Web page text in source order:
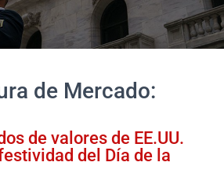
de Mercado:
de valores de EE.UU.
del Día de la